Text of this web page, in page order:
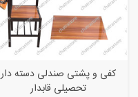
کفی و پشتی صندلی دسته دار
تحصیلی قابدار